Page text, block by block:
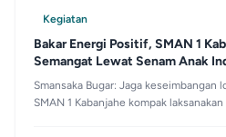
Kegiatan
Bakar Energi Positif, SMAN 1
Semangat Lewat Senam Anak
Smansaka Bugar: Jaga keseimbangan
SMAN 1 Kabanjahe kompak